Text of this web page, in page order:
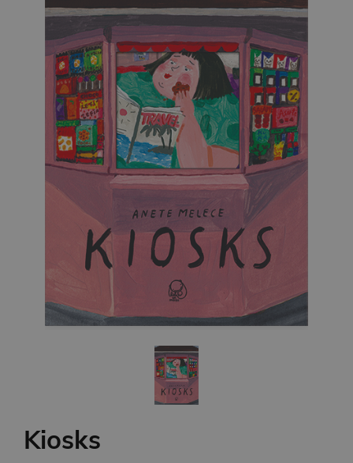
Kiosks